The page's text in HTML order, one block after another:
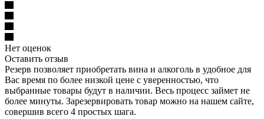
Нет оценок
Оставить отзыв
Резерв позволяет приобретать вина и алкоголь в удобное для
Вас время по более низкой цене с уверенностью, что
выбранные товары будут в наличии. Весь процесс займет не
более минуты. Зарезервировать товар можно на нашем сайте,
совершив всего 4 простых шага.